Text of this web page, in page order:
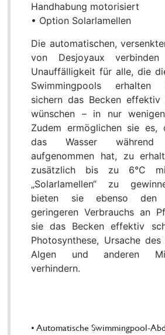
Handhabung motorisiert
• Option Solarlamellen
Die automatischen,
von Desjoyaux
Unauffälligkeit für alle, die
Swimmingpools erhalten
sichern das Becken
wünschen – in nur
Zudem ermöglichen sie es,
das Wasser
aufgenommen hat, zu
zusätzlich bis zu 6°C
„Solarlamellen“ zu
bieten sie ebenso den
geringeren Verbrauchs an
sie das Becken effektiv
Photosynthese, Ursache
Algen und anderen
verhindern.
• Automatische Swimmingpool-